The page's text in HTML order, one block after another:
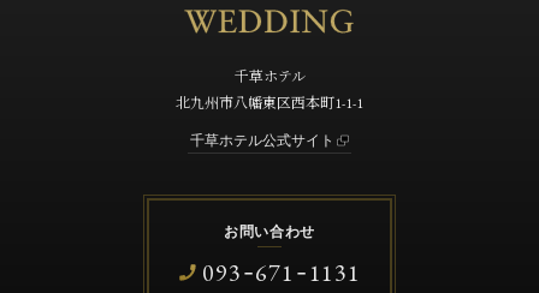
千草ホテル
北九州市八幡東区西本町1-1-1
千草ホテル公式サイト
お問い合わせ
093-671 -1131